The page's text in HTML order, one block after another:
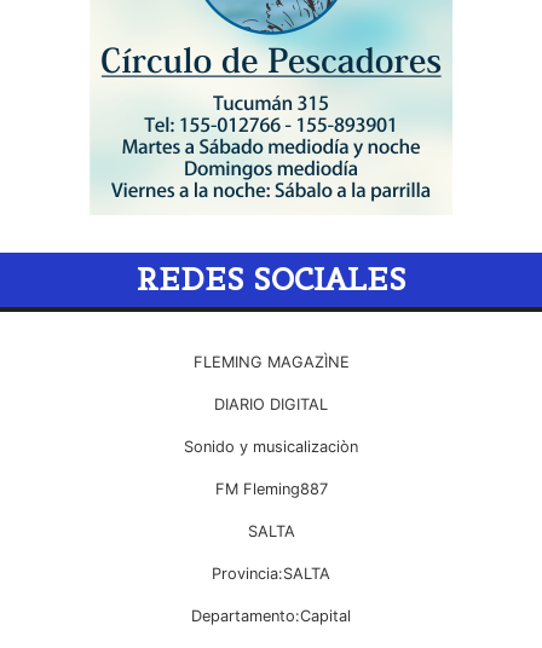
REDES SOCIALES
FLEMING MAGAZÌNE
DIARIO DIGITAL
Sonido y musicalizaciòn
FM Fleming887
SALTA
Provincia:SALTA
Departamento:Capital